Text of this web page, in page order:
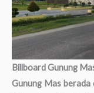
Billboard Gunung
Gunung Mas